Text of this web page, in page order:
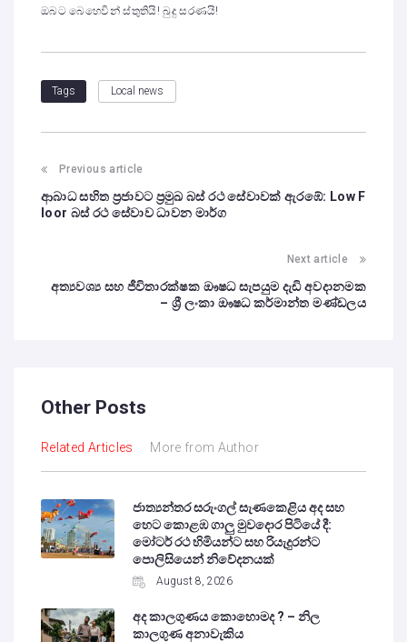
ඔබට බෙහෙවින් ස්තුතියි! බුදු සරණයි!
Tags Local news
Previous article
ආබාධ සහිත ප්‍රජාවට ප්‍රමුඛ බස් රථ සේවාවක් ඇරඹේ: Low F
loor බස් රථ සේවාව ධාවන මාර්ග
Next article
අත්‍යවශ්‍ය සහ ජීවිතාරක්ෂක ඖෂධ සැපයුම දැඩි අවදානමක
– ශ්‍රී ලංකා ඖෂධ කර්මාන්ත මණ්ඩලය
Other Posts
Related Articles More from Author
ජාත්‍යන්තර සරුංගල් සැණකෙළිය අද සහ
හෙට කොළඹ ගාලු මුවදොර පිටියේ දී:
මෝටර් රථ හිමියන්ට සහ රියැදුරන්ට
පොලිසියෙන් නිවේදනයක්
August 8, 2026
අද කාලගුණය කොහොමද ? – නිල
කාලගුණ අනාවැකිය